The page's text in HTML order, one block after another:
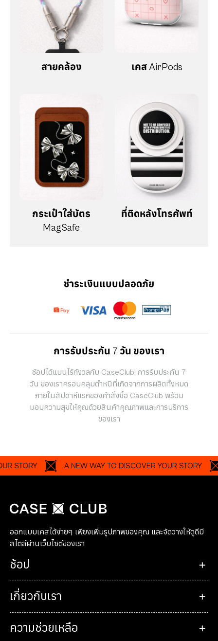
สายคล้อง เคส AirPods
กระเป๋าใส่บัตร
MagSafe
ที่ติดหลังโทรศัพท์
ชำระเงินแบบปลอดภัย
การรับประกัน 7 วัน ของเรา
ช้อปได้แบบไร้กังวลกับ CaseClub! การรับประกัน 7
วัน ของเราครอบคลุมตำหนิที่เกิดจากการผลิตทั้งหมด
ภายในสัปดาห์แรกของคำสั่งซื้อ CaseClub พร้อม
มอบความสุขให้คุณด้วยสินค้าคุณภาพและการบริการ
ของเรา
A NEW WAY TO DISCOVER YOUR STORY A
ออกแบบเคสได้ง่ายๆ เพียงเพิ่มรูปภาพของคุณ และจัดวางให้ดูดีมี
สไตล์ผ่านเว็บไซต์ของเรา
ช้อป
เกี่ยวกับเรา
ความช่วยเหลือ